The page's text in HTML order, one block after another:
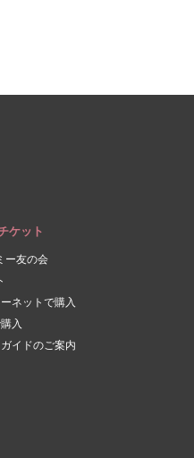
ケット
ー友の会
ネットで購入
入
イドのご案内